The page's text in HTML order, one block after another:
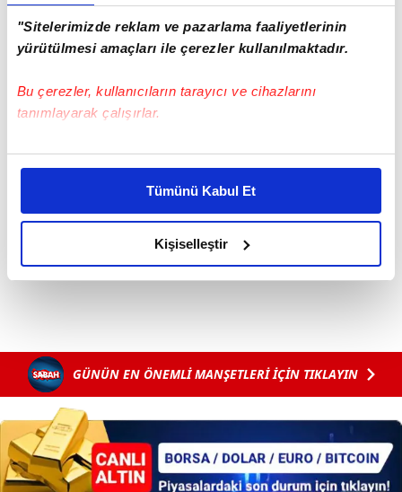
"Sitelerimizde reklam ve pazarlama faaliyetlerinin
yürütülmesi amaçları ile çerezler kullanılmaktadır.
Bu çerezler, kullanıcıların tarayıcı ve cihazlarını
tanımlayarak çalışırlar.
Bu çerezlere izin vermeniz halinde sizlere özel
daha iyi reklam deneyimi yaşatabiliriz. Bunu yaparken
amacımızın size daha iyi bir reklam deneyimi sunmak
olduğunu ve sizlere en iyi içerikleri sunabilmek adına
elimizden gelen çabayı gösterdiğimizi ve bu noktada,
reklamların maliyetlerimizi karşılamak noktasında tek gelir
Her halükârda, kullanıcılar, bu çerezlere izin vermedikleri
takdirde, kullanıcılara hedefli reklamlar
gösterilmeyecektir."
Sizlere daha iyi bir hizmet sunabilmek için İnternet
Sitemizde kendimize ve üçüncü kişilere ait çerezler
kullanılmaktadır. Bu çerezler vasıtasıyla çeşitli kişisel
Tümünü Kabul Et
Kişiselleştir
GÜNÜN EN ÖNEMLİ MANŞETLERİ İÇİN TIKLAYIN